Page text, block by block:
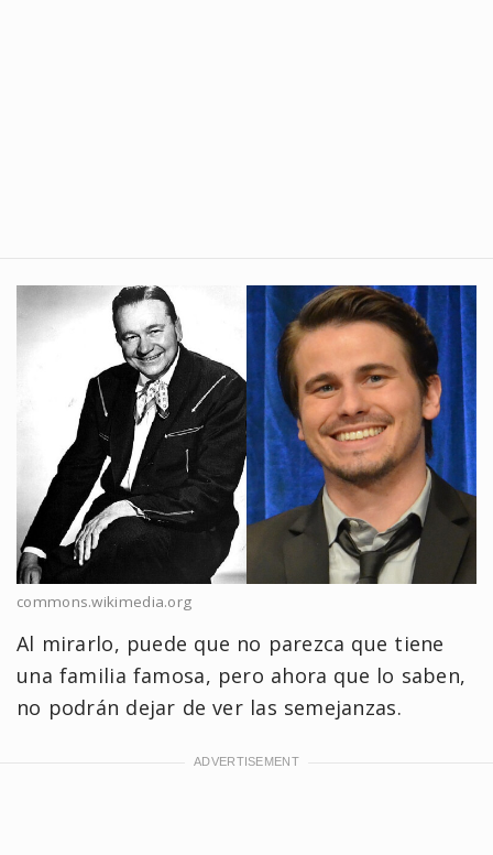
commons.wikimedia.org
Al mirarlo, puede que no parezca que tiene
una familia famosa, pero ahora que lo saben,
no podrán dejar de ver las semejanzas.